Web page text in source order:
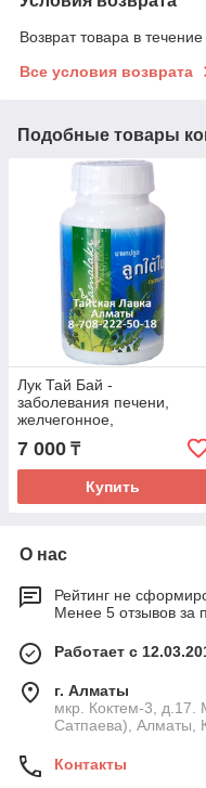
Возврат товара в
Все условия возврата
Подобные товары
Лук Тай Бай -
заболевания печени,
желчегонное,
поджелудочная, паразиты
и др
7 000 ₸
Купить
О нас
Рейтинг не
Менее 5 отзывов за
Работает с
г. Алматы
мкр. Коктем-3, д.17.
Сатпаева), Алматы,
Контакты